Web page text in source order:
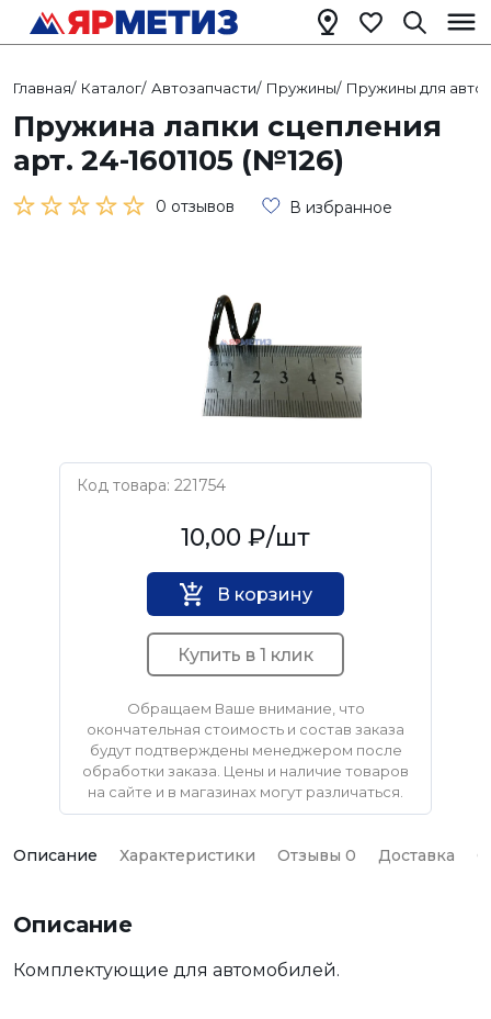
Главная/ Каталог/ Автозапчасти/ Пружины/ Пружины для
Пружина лапки сцепления
арт. 24-1601105 (№126)
0 отзывов В избранное
Код товара: 221754
Нет бренда10,00 ₽/шт
В корзину
Купить в 1 клик
Обращаем Ваше внимание, что
окончательная стоимость и состав заказа
будут подтверждены менеджером после
обработки заказа. Цены и наличие товаров
на сайте и в магазинах могут различаться.
Описание Характеристики Отзывы 0 Доставка
Описание
Комплектующие для автомобилей.